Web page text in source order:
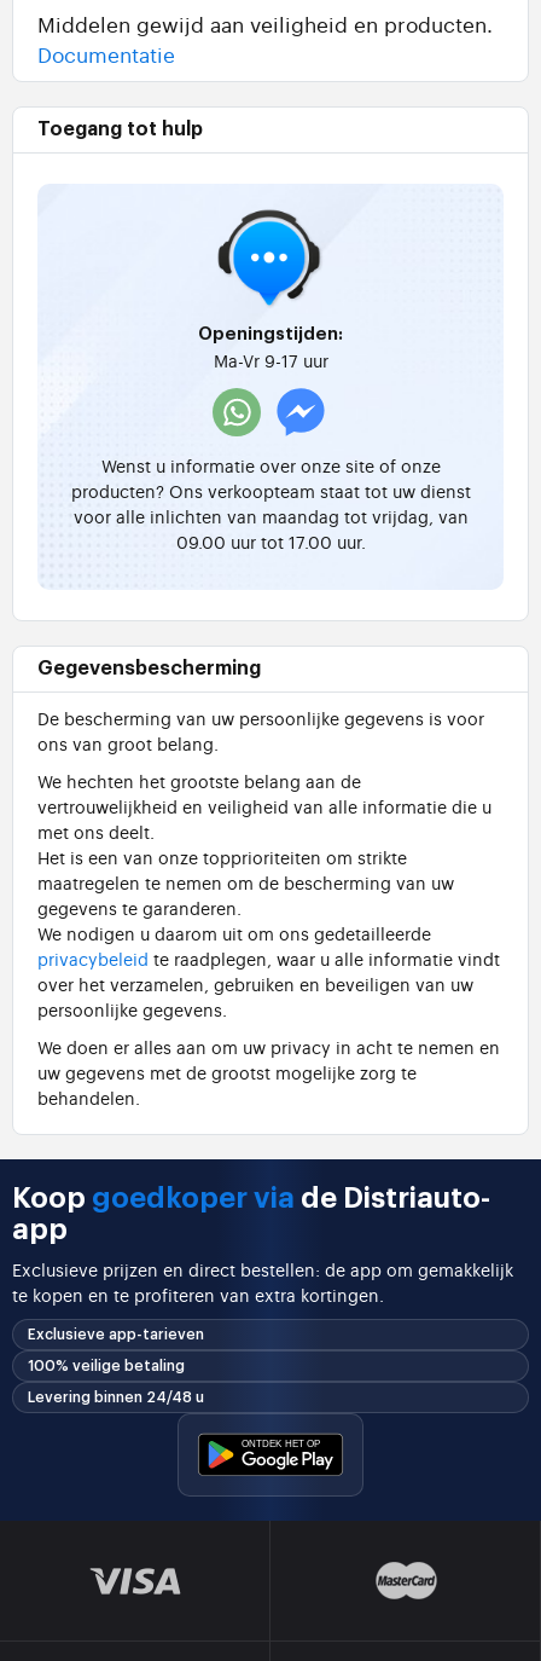
Middelen gewijd aan veiligheid en producten.
Documentatie
Toegang tot hulp
Openingstijden:
Ma-Vr 9-17 uur
Wenst u informatie over onze site of onze
producten? Ons verkoopteam staat tot uw dienst
voor alle inlichten van maandag tot vrijdag, van
09.00 uur tot 17.00 uur.
Gegevensbescherming
De bescherming van uw persoonlijke gegevens is voor
ons van groot belang.
We hechten het grootste belang aan de
vertrouwelijkheid en veiligheid van alle informatie die u
met ons deelt.
Het is een van onze topprioriteiten om strikte
maatregelen te nemen om de bescherming van uw
gegevens te garanderen.
We nodigen u daarom uit om ons gedetailleerde
privacybeleid te raadplegen, waar u alle informatie vindt
over het verzamelen, gebruiken en beveiligen van uw
persoonlijke gegevens.
We doen er alles aan om uw privacy in acht te nemen en
uw gegevens met de grootst mogelijke zorg te
behandelen.
Koop goedkoper via de Distriauto-
app
Exclusieve prijzen en direct bestellen: de app om gemakkelijk
te kopen en te profiteren van extra kortingen.
Exclusieve app-tarieven
100% veilige betaling
Levering binnen 24/48 u